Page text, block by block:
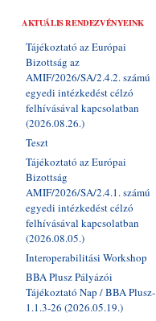
AKTUÁLIS RENDEZVÉNYEINK
Tájékoztató az Európai
Bizottság az
AMIF/2026/SA/2.4.2. számú
egyedi intézkedést célzó
felhívásával kapcsolatban
(2026.08.26.)
Teszt
Tájékoztató az Európai
Bizottság
AMIF/2026/SA/2.4.1. számú
egyedi intézkedést célzó
felhívásával kapcsolatban
(2026.08.05.)
Interoperabilitási Workshop
BBA Plusz Pályázói
Tájékoztató Nap / BBA Plusz-
1.1.3-26 (2026.05.19.)